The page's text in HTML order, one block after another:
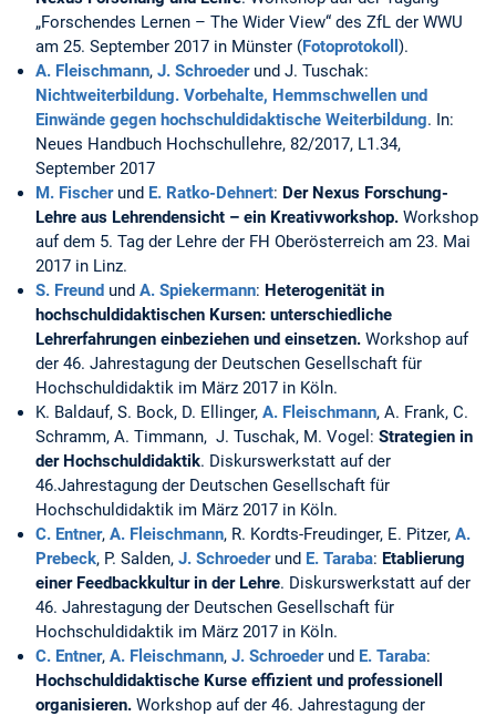
„Forschendes Lernen – The Wider View“ des ZfL der WWU
am 25. September 2017 in Münster (Fotoprotokoll ).
A. Fleischmann, J. Schroederund J. Tuschak:
Nichtweiterbildung. Vorbehalte, Hemmschwellen und
Einwände gegen hochschuldidaktische Weiterbildung. In:
Neues Handbuch Hochschullehre, 82/2017, L1.34,
September 2017
M. Fischer und E. Ratko-Dehnert: Der Nexus Forschung-
Lehre aus Lehrendensicht – ein Kreativworkshop. Workshop
auf dem 5. Tag der Lehre der FH Oberösterreich am 23. Mai
2017 in Linz.
S. Freund und A. Spiekermann: Heterogenität in
hochschuldidaktischen Kursen: unterschiedliche
Lehrerfahrungen einbeziehen und einsetzen. Workshop auf
der 46. Jahrestagung der Deutschen Gesellschaft für
Hochschuldidaktik im März 2017 in Köln.
K. Baldauf, S. Bock, D. Ellinger, A. Fleischmann, A. Frank, C.
Schramm, A. Timmann, J. Tuschak, M. Vogel: Strategien in
der Hochschuldidaktik. Diskurswerkstatt auf der
46.Jahrestagung der Deutschen Gesellschaft für
Hochschuldidaktik im März 2017 in Köln.
C. Entner, A. Fleischmann, R. Kordts-Freudinger, E. Pitzer, A.
Prebeck, P. Salden, J. Schroeder und E. Taraba: Etablierung
einer Feedbackkultur in der Lehre. Diskurswerkstatt auf der
46. Jahrestagung der Deutschen Gesellschaft für
Hochschuldidaktik im März 2017 in Köln.
C. Entner, A. Fleischmann, J. Schroederund E. Taraba:
Hochschuldidaktische Kurse effizient und professionell
organisieren. Workshop auf der 46. Jahrestagung der